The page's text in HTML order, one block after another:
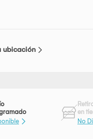
ubicación
en
No